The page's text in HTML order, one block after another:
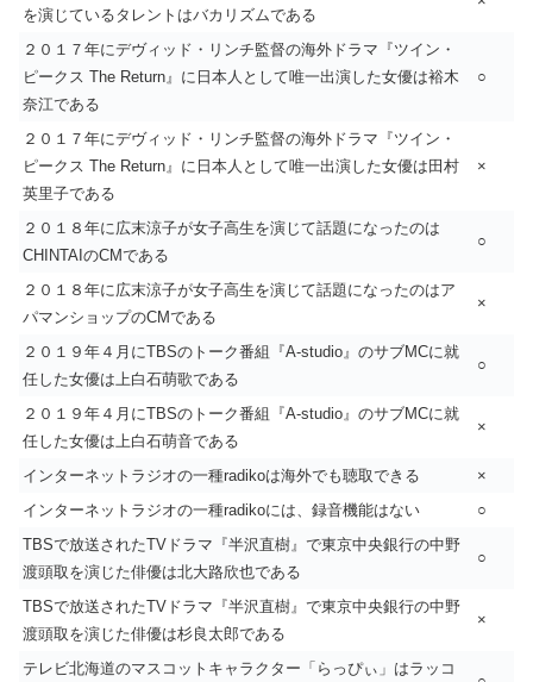
を演じているタレントはバカリズムである
２０１７年にデヴィッド・リンチ監督の海外ドラマ『ツイン・
ピークス The Return』に日本人として唯一出演した女優は裕木
奈江である
○
２０１７年にデヴィッド・リンチ監督の海外ドラマ『ツイン・
ピークス The Return』に日本人として唯一出演した女優は田村
英里子である
×
２０１８年に広末涼子が女子高生を演じて話題になったのは
CHINTAIのCMである
○
２０１８年に広末涼子が女子高生を演じて話題になったのはア
パマンショップのCMである
×
２０１９年４月にTBSのトーク番組『A-studio』のサブMCに就
任した女優は上白石萌歌である
○
２０１９年４月にTBSのトーク番組『A-studio』のサブMCに就
任した女優は上白石萌音である
×
インターネットラジオの一種radikoは海外でも聴取できる
×
インターネットラジオの一種radikoには、録音機能はない
○
TBSで放送されたTVドラマ『半沢直樹』で東京中央銀行の中野
渡頭取を演じた俳優は北大路欣也である
○
TBSで放送されたTVドラマ『半沢直樹』で東京中央銀行の中野
渡頭取を演じた俳優は杉良太郎である
×
テレビ北海道のマスコットキャラクター「らっぴぃ」はラッコ